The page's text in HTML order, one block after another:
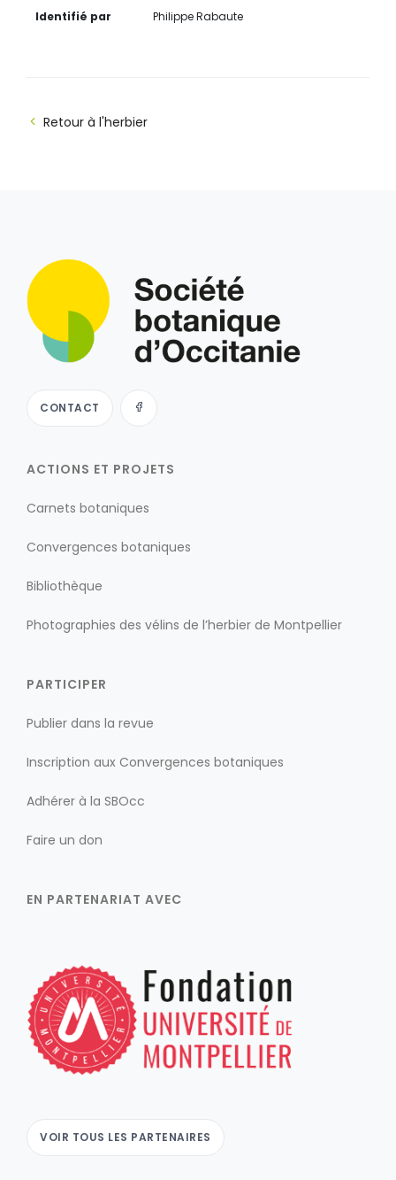
Identifié par Philippe Rabaute
Retour à l'herbier
CONTACT
ACTIONS ET PROJETS
Carnets botaniques
Convergences botaniques
Bibliothèque
Photographies des vélins de l’herbier de Montpellier
PARTICIPER
Publier dans la revue
Inscription aux Convergences botaniques
Adhérer à la SBOcc
Faire un don
EN PARTENARIAT AVEC
VOIR TOUS LES PARTENAIRES